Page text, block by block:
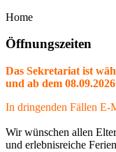
Home
Öffnungszeiten
Das Sekretariat ist
und ab dem
In dringenden Fällen E-
Wir wünschen allen
und erlebnisreiche